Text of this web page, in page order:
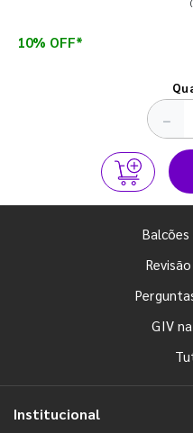
10% OFF*
−
Balcões
GIV
Institucional